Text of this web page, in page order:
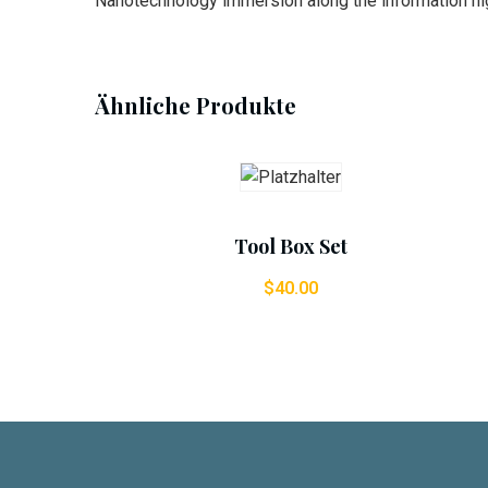
Ähnliche Produkte
Tool Box Set
$40.00